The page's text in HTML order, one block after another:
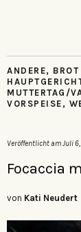
ANDERE,
MUTTERTAG/
VORSPEISE ,
Veröffentlicht amJuli
Focaccia
von Kati Neudert